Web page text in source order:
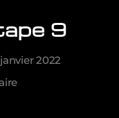
9
janvier 2022
sur